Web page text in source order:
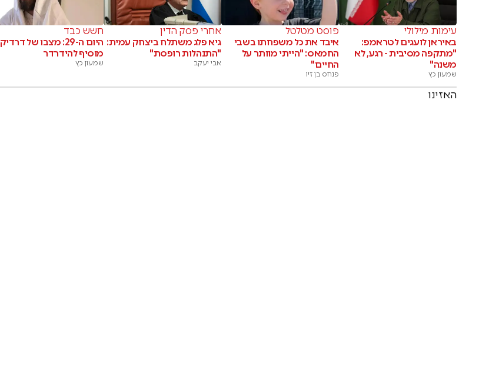
עימות מילולי
באיראן לועגים לטראמפ:
"מתקפה מסיבית - רגע, לא
משנה"
שמעון כץ
פוסט מטלטל
איבד את כל משפחתו בשבי
החמאס: "הייתי מוותר על
החיים"
פנחס בן זיו
אחרי פסק הדין
גיא פלג משתלח ביצחק עמית:
"התנהלות רופסת"
אבי יעקב
חשש כבד
היום ה-29: מצבו של דרדיק
מוסיף להידרדר
שמעון כץ
האזינו